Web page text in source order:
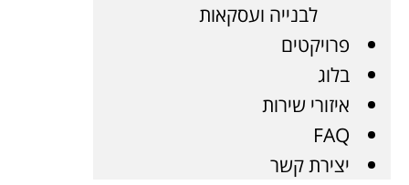
לבנייה ועסקאות
פרויקטים
בלוג
איזורי שירות
FAQ
יצירת קשר